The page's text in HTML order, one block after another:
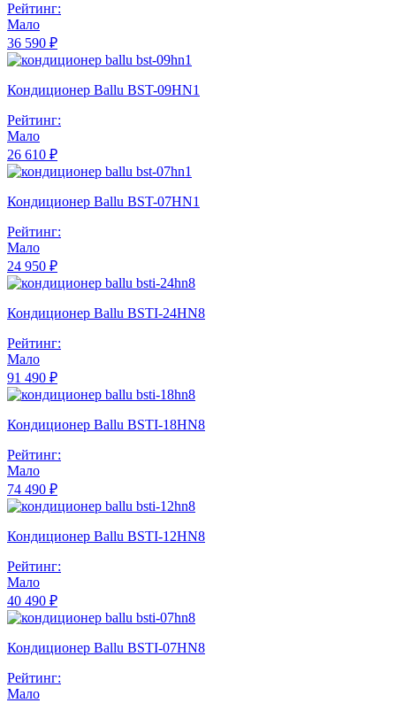
Рейтинг:
Мало
36 590 ₽
Кондиционер Ballu BST-09HN1
Рейтинг:
Мало
26 610 ₽
Кондиционер Ballu BST-07HN1
Рейтинг:
Мало
24 950 ₽
Кондиционер Ballu BSTI-24HN8
Рейтинг:
Мало
91 490 ₽
Кондиционер Ballu BSTI-18HN8
Рейтинг:
Мало
74 490 ₽
Кондиционер Ballu BSTI-12HN8
Рейтинг:
Мало
40 490 ₽
Кондиционер Ballu BSTI-07HN8
Рейтинг:
Мало